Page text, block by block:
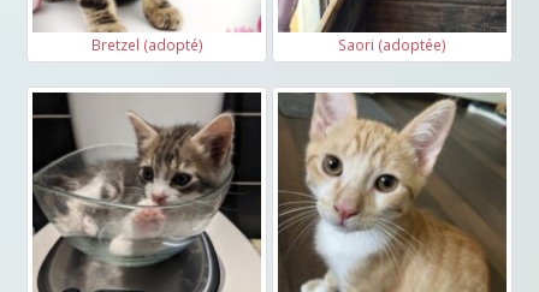
Bretzel (adopté) Saori (adoptée)